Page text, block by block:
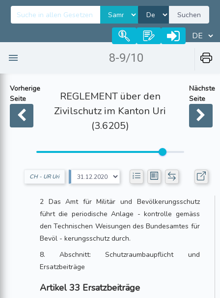
Suchen
8-9/10
Vorherige
Seite
REGLEMENT über den
Zivilschutz im Kanton Uri
(3.6205)
Nächste
Seite
CH - UR Uri
2 Das Amt für Militär und Bevölkerungsschutz
führt die periodische Anlage - kontrolle gemäss
den Technischen Weisungen des Bundesamtes für
Bevöl - kerungsschutz durch.
8. Abschnitt: Schutzraumbaupflicht und
Ersatzbeiträge
Artikel 33 Ersatzbeiträge